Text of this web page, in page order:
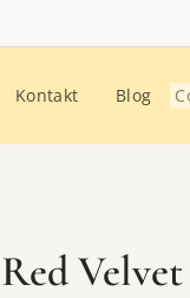
Kontakt Blog
Red Velvet